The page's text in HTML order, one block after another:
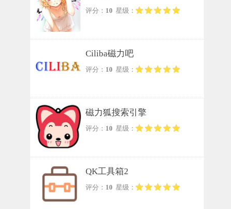
评分： 10 星级：
Ciliba磁力吧
评分： 10 星级：
磁力狐搜索引擎
评分： 10 星级：
QK工具箱2
评分： 10 星级：